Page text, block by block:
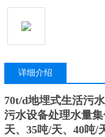
详细介绍
70t/d地埋式生活污
污水设备处理水量
天、35吨/天、40吨/